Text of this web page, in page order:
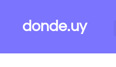
donde.uy